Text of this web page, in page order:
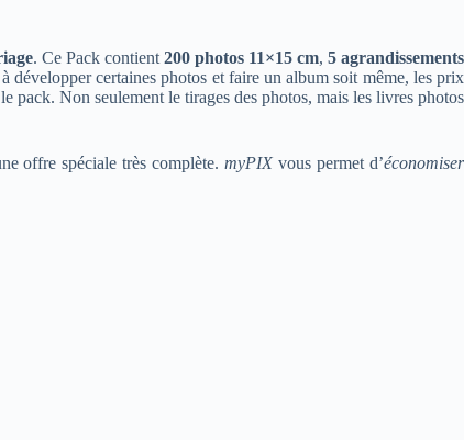
. Ce Pack contient 200 photos 11×15 cm, 5 agrandissements
développer certaines photos et faire un album soit même, les prix
pack. Non seulement le tirages des photos, mais les livres photos
offre spéciale très complète.myPIX vous permet d’économiser